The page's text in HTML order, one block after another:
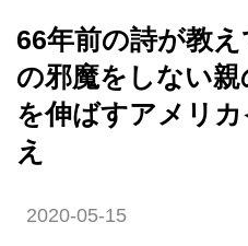
66年前の詩が教
の邪魔をしない親
を伸ばすアメリ
え
2020-05-15